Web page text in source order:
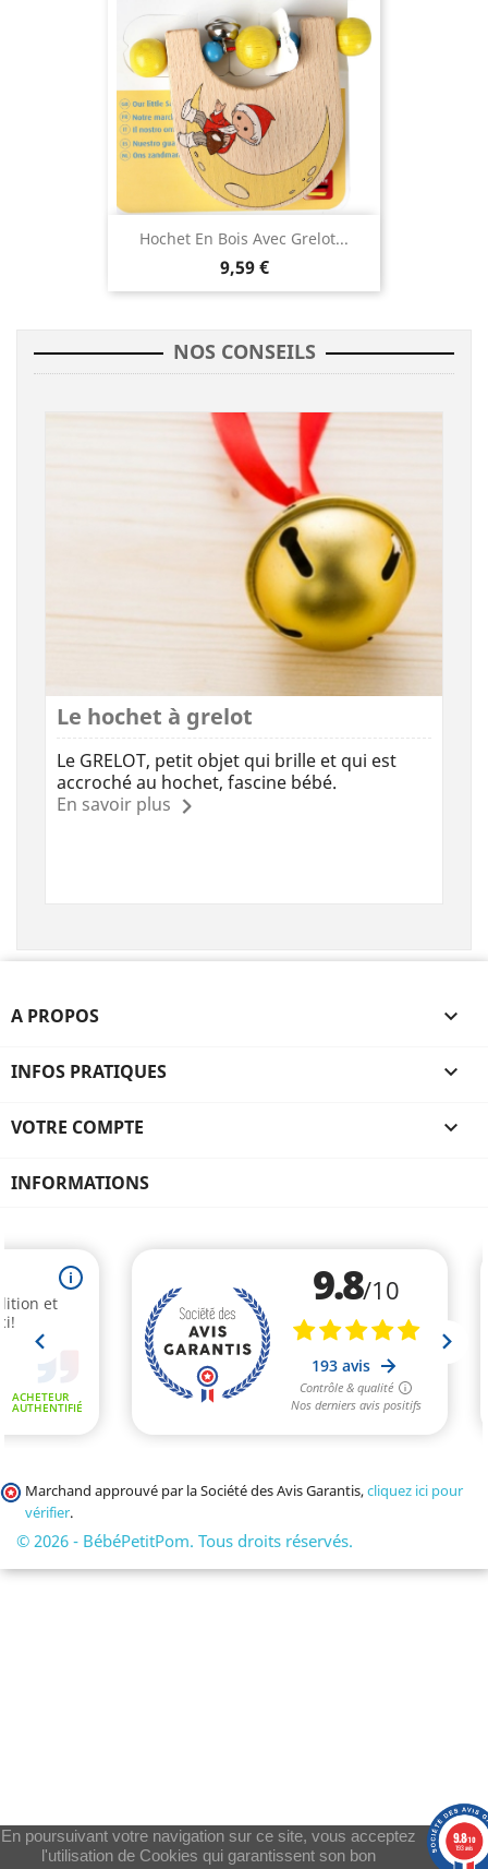
Hochet En Bois Avec Grelot...
9,59 €
NOS CONSEILS
Le hochet à grelot
Le GRELOT, petit objet qui brille et qui est
accroché au hochet, fascine bébé.
En savoir plus
A PROPOS 
INFOS PRATIQUES 
VOTRE COMPTE 
INFORMATIONS
En poursuivant votre navigation sur ce site, vous acceptez
l'utilisation de Cookies qui garantissent son bon
Marchand approuvé par la Société des Avis Garantis,cliquez ici pour
vérifier.
© 2026 - BébéPetitPom. Tous droits réservés.
9.8/10
193 avis